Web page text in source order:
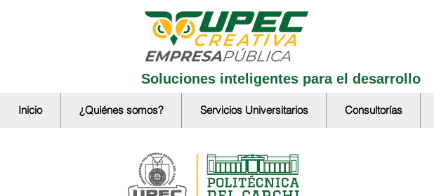
Soluciones inteligentes para el desarrollo
Inicio ¿Quiénes somos? Servicios Universitarios Consultorías